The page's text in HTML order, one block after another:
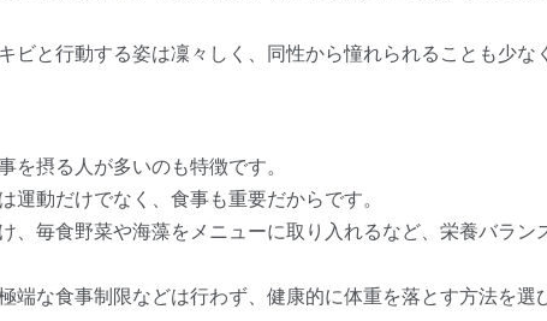
ビと行動する姿は凜々しく、同性から憧れられることも少な
を摂る人が多いのも特徴です。
運動だけでなく、食事も重要だからです。
、毎食野菜や海藻をメニューに取り入れるなど、栄養バラン
端な食事制限などは行わず、健康的に体重を落とす方法を選